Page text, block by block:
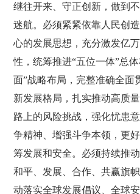
继往开来、守正创新，做到
迷航。必须紧紧依靠人民创
心的发展思想，充分激发亿
性，统筹推进“五位一体”总
面”战略布局，完整准确全面
新发展格局，扎实推动高质
路上的风险挑战，强化忧患
争精神、增强斗争本领，更
筹发展和安全。必须持续推
和平、发展、合作、共赢旗
动落实全球发展倡议、全球